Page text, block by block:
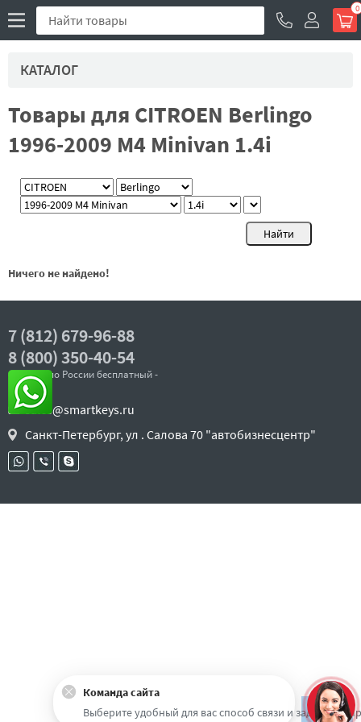
0
КАТАЛОГ
Товары для CITROEN Berlingo
1996-2009 M4 Minivan 1.4i
Ничего не найдено!
7 (812) 679-96-88
8 (800) 350-40-54
- звонок по России бесплатный -
sales@smartkeys.ru
Санкт-Петербург, ул . Салова 70 "автобизнесцентр"
Наверх
Команда сайта
Выберите удобный для вас способ связи и задайте